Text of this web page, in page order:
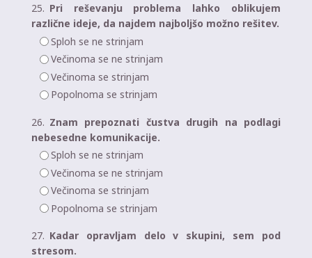
25. Pri reševanju problema lahko oblikujem
različne ideje, da najdem najboljšo možno rešitev.
Sploh se ne strinjam
Večinoma se ne strinjam
Večinoma se strinjam
Popolnoma se strinjam
26. Znam prepoznati čustva drugih na podlagi
nebesedne komunikacije.
Sploh se ne strinjam
Večinoma se ne strinjam
Večinoma se strinjam
Popolnoma se strinjam
27. Kadar opravljam delo v skupini, sem pod
stresom.